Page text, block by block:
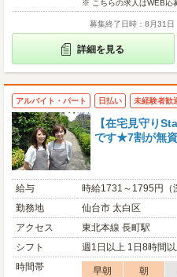
※ こちらの求人はWEB応
募集終了日時：8月31日
詳細を見る
アルバイト・パート 日払い 未経験者歓
【在宅見守り
です★7割が無
給与
時給1731～1795円（
勤務地
仙台市 太白区
アクセス
東北本線 長町駅
シフト
週1日以上 1日8時間
時間帯
早朝 朝